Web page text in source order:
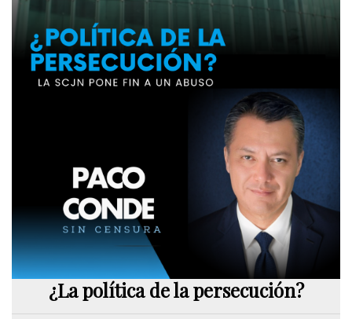
¿La política de la persecución?